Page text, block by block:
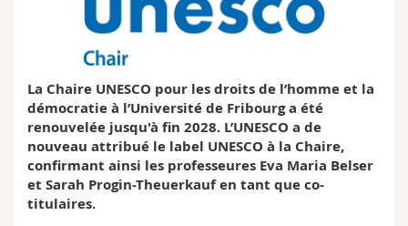
Sciences et médecine
Interfacultaire
Doctorants
Programme des cours
MyUnifr
La Chaire UNESCO pour les droits de l’homme et la
démocratie à l’Université de Fribourg a été
renouvelée jusqu'à fin 2028. L’UNESCO a de
nouveau attribué le label UNESCO à la Chaire,
confirmant ainsi les professeures Eva Maria Belser
et Sarah Progin-Theuerkauf en tant que co-
titulaires.